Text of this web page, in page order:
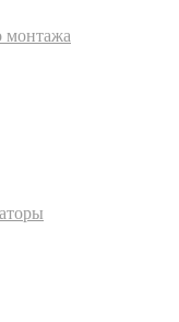
монтажа